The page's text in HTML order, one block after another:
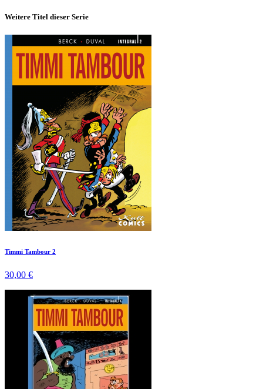
Weitere Titel dieser Serie
Timmi Tambour 2
30,00 €